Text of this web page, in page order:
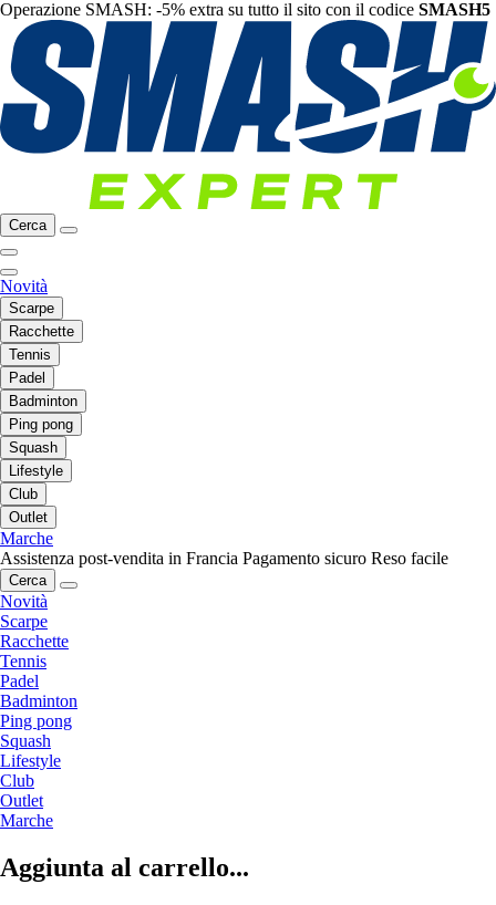
Operazione SMASH: -5% extra su tutto il sito con il codice SMASH5
Cerca
Novità
Scarpe
Racchette
Tennis
Padel
Badminton
Ping pong
Squash
Lifestyle
Club
Outlet
Marche
Assistenza post-vendita in Francia Pagamento sicuro Reso facile
Cerca
Novità
Scarpe
Racchette
Tennis
Padel
Badminton
Ping pong
Squash
Lifestyle
Club
Outlet
Marche
Aggiunta al carrello...